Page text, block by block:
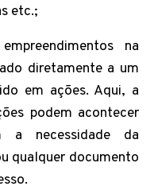
etc.;
empreendimentos na
diretamente a um
em ações. Aqui, a
podem acontecer
necessidade da
qualquer documento